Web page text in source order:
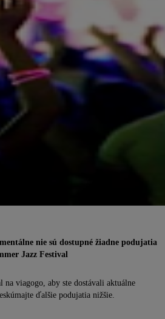
nie sú dostupné žiadne podujatia
Jazz Festival
na viagogo, aby ste dostávali aktuálne
ďalšie podujatia nižšie.